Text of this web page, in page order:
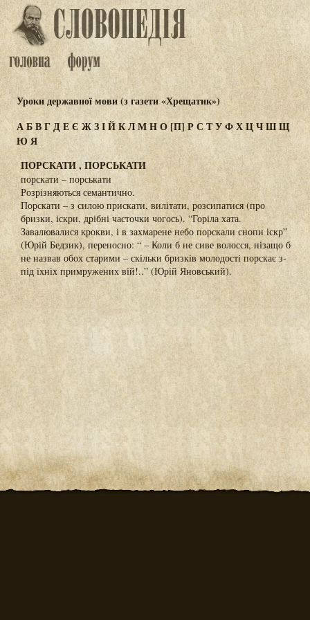
Уроки державної мови (з газети «Хрещатик»)
АБВГДЕЄ ЖЗІЙКЛМНО[П] РСТУФХЦЧШЩ
Ю Я
ПОРСКАТИ , ПОРСЬКАТИ
порскати – порськати
Розрізняються семантично.
Порскати – з силою прискати, вилітати, розсипатися (про
бризки, іскри, дрібні часточки чогось). “Горіла хата.
Завалювалися крокви, і в захмарене небо порскали снопи іскр”
(Юрій Бедзик), переносно: “ – Коли б не сиве волосся, нізащо б
не назвав обох старими – скільки бризків молодості порскає з-
під їхніх примружених вій!..” (Юрій Яновський).